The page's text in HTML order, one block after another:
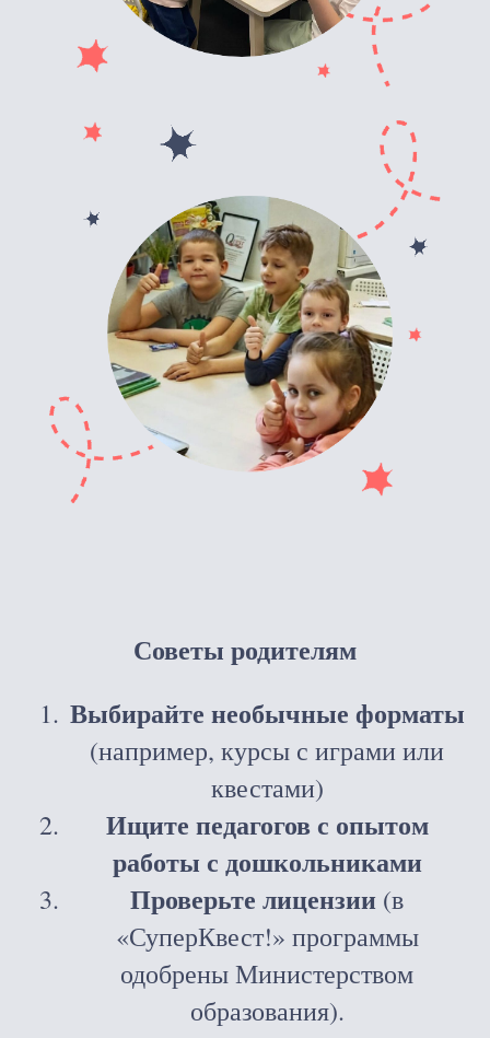
Советы родителям
Выбирайте необычные форматы
(например, курсы с играми или
квестами)
Ищите педагогов с опытом
работы с дошкольниками
Проверьте лицензии (в
«СуперКвест!» программы
одобрены Министерством
образования).